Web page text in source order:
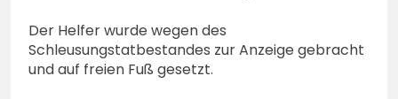
Der Helfer wurde wegen des
Schleusungstatbestandes zur Anzeige gebracht
und auf freien Fuß gesetzt.